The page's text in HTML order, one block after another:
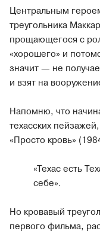
Центральным
треугольника
прощающегося с
«хорошего» и
значит — не
и взят на
Напомню, что
техасских
«Просто кровь»
«Техас есть
себе».
Но кровавый
первого фильма,